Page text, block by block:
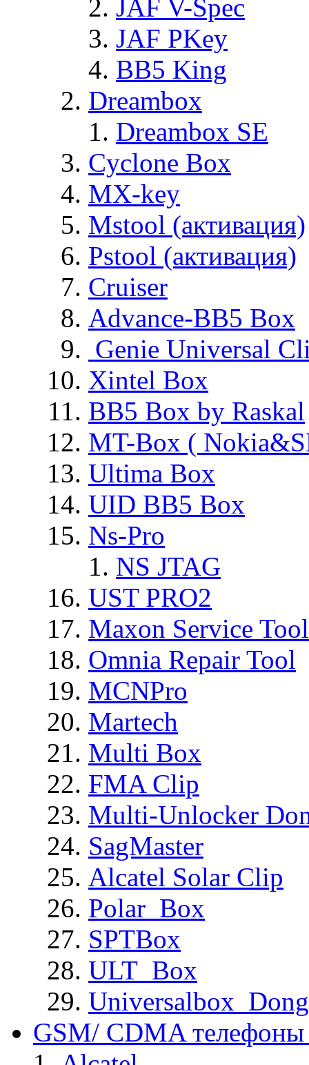
JAF V-Spec
JAF PKey
BB5 King
Dreambox
Dreambox SE
Cyclone Box
MX-key
Mstool (активация)
Pstool (активация)
Cruiser
Advance-BB5 Box
Genie Universal
Xintel Box
BB5 Box by Raskal
MT-Box (
Ultima Box
UID BB5 Box
Ns-Pro
NS JTAG
UST PRO2
Maxon Service
Omnia Repair Tool
MCNPro
Martech
Multi Box
FMA Clip
Multi-Unlocker
SagMaster
Alcatel Solar Clip
Polar_Box
SPTBox
ULT_Box
GSM/ CDMA